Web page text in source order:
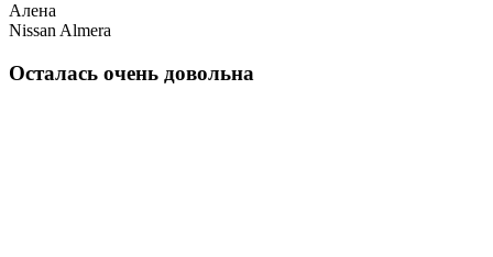
Алена
Nissan Almera
Осталась очень довольна